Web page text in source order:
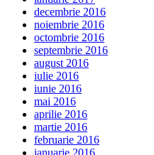
decembrie 2016
noiembrie 2016
octombrie 2016
septembrie 2016
august 2016
iulie 2016
iunie 2016
mai 2016
aprilie 2016
martie 2016
februarie 2016
ianuarie 2016